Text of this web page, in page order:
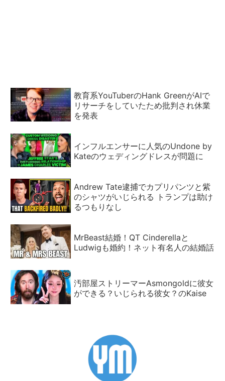
教育系YouTuberのHank GreenがAIで
リサーチをしていたため批判され休業
を発表
インフルエンサーに人気のUndone by
Kateのウェディングドレスが問題に
Andrew Tate逮捕でカプリパンツと紫
のシャツがいじられる トランプは助け
るつもりなし
MrBeast結婚！QT Cinderellaと
Ludwigも婚約！ネット有名人の結婚話
汚部屋ストリーマーAsmongoldに彼女
ができる？いじられる彼女？のKaise